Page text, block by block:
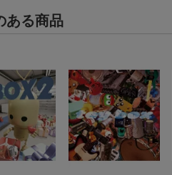
ある商品